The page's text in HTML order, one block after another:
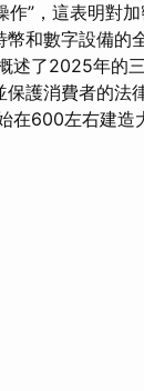
作”，這表明對
和數字設備的
述了2025年的
護消費者的法
在600左右建造